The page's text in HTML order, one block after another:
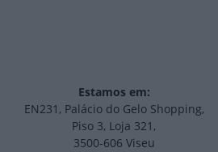
Estamos em:
EN231, Palácio do Gelo Shopping,
Piso 3, Loja 321,
3500-606 Viseu